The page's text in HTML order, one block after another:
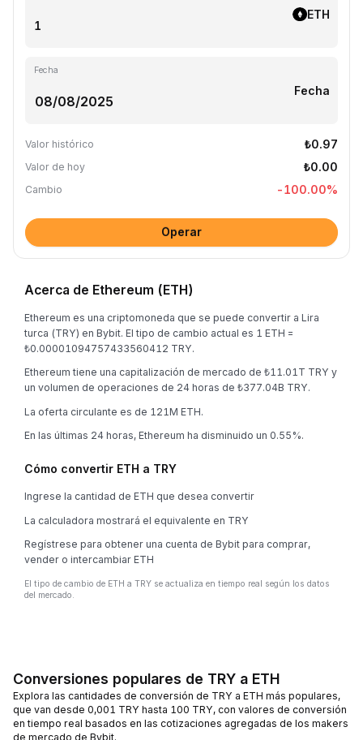
ETH
Fecha
Fecha
Valor histórico ₺0.97
Valor de hoy ₺0.00
Cambio -100.00%
Operar
Acerca de Ethereum (ETH)
Ethereum es una criptomoneda que se puede convertir a Lira
turca (TRY) en Bybit. El tipo de cambio actual es 1 ETH =
₺0.00001094757433560412 TRY.
Ethereum tiene una capitalización de mercado de ₺11.01T TRY y
un volumen de operaciones de 24 horas de ₺377.04B TRY.
La oferta circulante es de 121M ETH.
En las últimas 24 horas, Ethereum ha disminuido un 0.55%.
Cómo convertir ETH a TRY
Ingrese la cantidad de ETH que desea convertir
La calculadora mostrará el equivalente en TRY
Regístrese para obtener una cuenta de Bybit para comprar,
vender o intercambiar ETH
El tipo de cambio de ETH a TRY se actualiza en tiempo real según los datos
del mercado.
Conversiones populares de TRY a ETH
Explora las cantidades de conversión de TRY a ETH más populares,
que van desde 0,001 TRY hasta 100 TRY, con valores de conversión
en tiempo real basados en las cotizaciones agregadas de los makers
de mercado de Bybit.